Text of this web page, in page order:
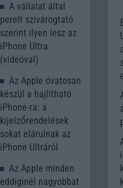
A vállalat által
perelt szivárogtató
szerint ilyen lesz az
iPhone Ultra
(videóval)
Az Apple óvatosan
készül a hajlítható
iPhone-ra: a
kijelzőrendelések
sokat elárulnak az
iPhone Ultráról
Az Apple minden
eddiginél nagyobbat